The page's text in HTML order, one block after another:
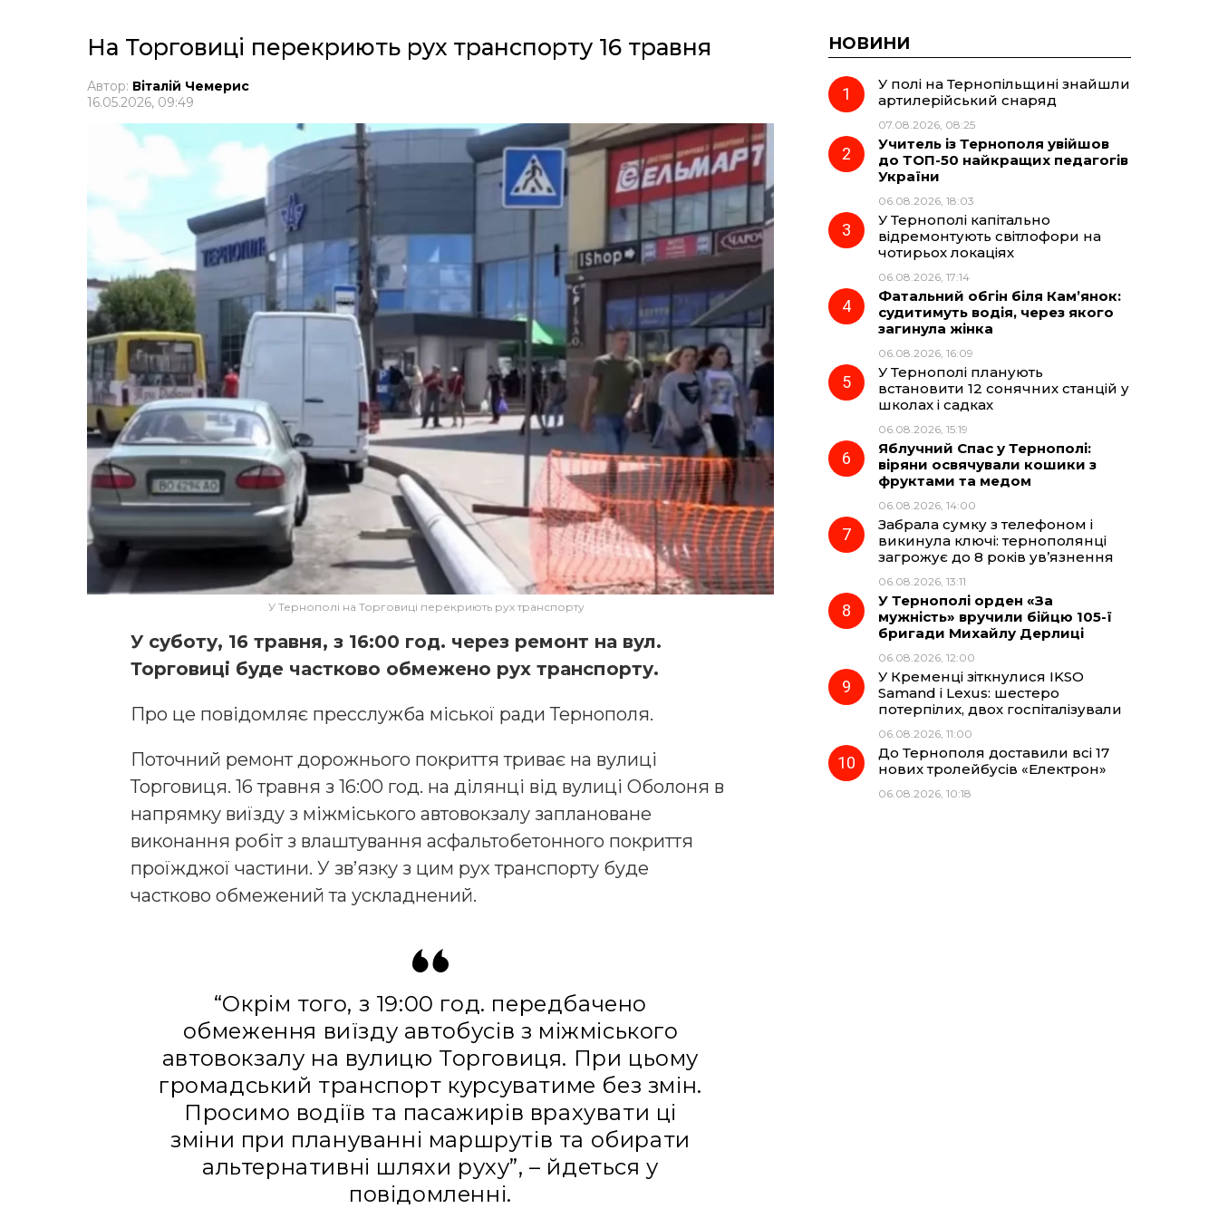
На Торговиці перекриють рух транспорту 16 травня
Автор: Віталій Чемерис
16.05.2026, 09:49
У Тернополі на Торговиці перекриють рух транспорту
У суботу, 16 травня, з 16:00 год. через ремонт на вул.
Торговиці буде частково обмежено рух транспорту.
Про це повідомляє пресслужба міської ради Тернополя.
Поточний ремонт дорожнього покриття триває на вулиці
Торговиця. 16 травня з 16:00 год. на ділянці від вулиці Оболоня в
напрямку виїзду з міжміського автовокзалу заплановане
виконання робіт з влаштування асфальтобетонного покриття
проїжджої частини. У зв’язку з цим рух транспорту буде
частково обмежений та ускладнений.
“Окрім того, з 19:00 год. передбачено
обмеження виїзду автобусів з міжміського
автовокзалу на вулицю Торговиця. При цьому
громадський транспорт курсуватиме без змін.
Просимо водіїв та пасажирів врахувати ці
зміни при плануванні маршрутів та обирати
альтернативні шляхи руху”, – йдеться у
повідомленні.
НОВИНИ
У полі на Тернопільщині знайшли
артилерійський снаряд
07.08.2026, 08:25
Учитель із Тернополя увійшов
до ТОП-50 найкращих педагогів
України
06.08.2026, 18:03
У Тернополі капітально
відремонтують світлофори на
чотирьох локаціях
06.08.2026, 17:14
Фатальний обгін біля Кам’янок:
судитимуть водія, через якого
загинула жінка
06.08.2026, 16:09
У Тернополі планують
встановити 12 сонячних станцій у
школах і садках
06.08.2026, 15:19
Яблучний Спас у Тернополі:
віряни освячували кошики з
фруктами та медом
06.08.2026, 14:00
Забрала сумку з телефоном і
викинула ключі: тернополянці
загрожує до 8 років ув’язнення
06.08.2026, 13:11
У Тернополі орден «За
мужність» вручили бійцю 105-ї
бригади Михайлу Дерлиці
06.08.2026, 12:00
У Кременці зіткнулися IKSO
Samand і Lexus: шестеро
потерпілих, двох госпіталізували
06.08.2026, 11:00
До Тернополя доставили всі 17
нових тролейбусів «Електрон»
06.08.2026, 10:18